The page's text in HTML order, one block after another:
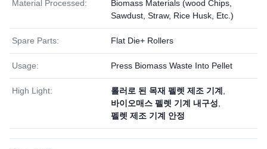
Material Processed:
Biomass Materials (wood Chips,
Sawdust, Straw, Rice Husk, Etc.)
Spare Parts: Flat Die+ Rollers
Usage: Press Biomass Waste Into Pellet
High Light: 롤러로 된 목재 펠렛 제조 기계
바이오매스 펠렛 기계 내구성
펠렛 제조 기계 안정